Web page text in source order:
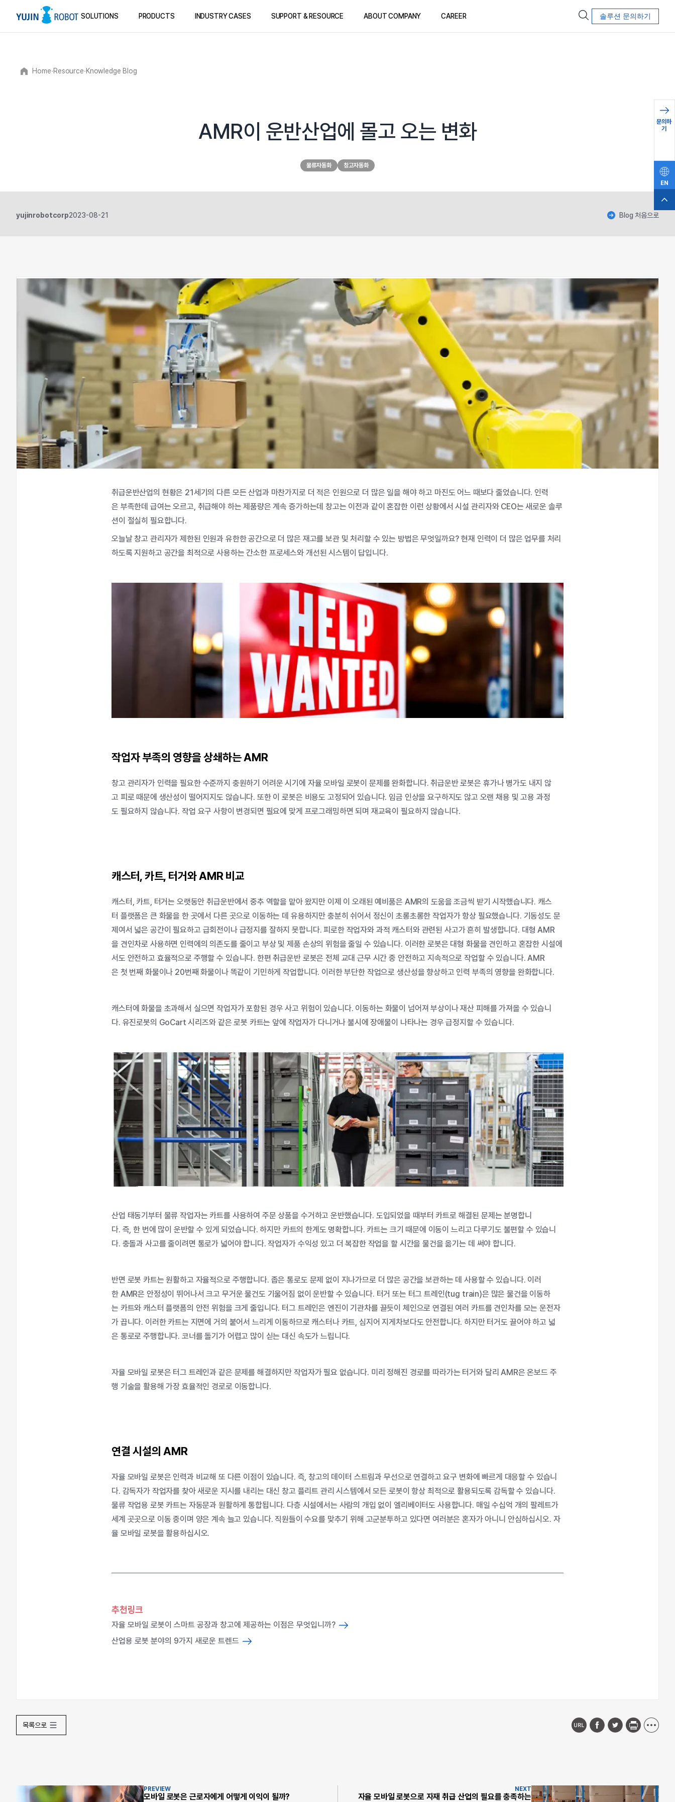
SOLUTIONS PRODUCTS INDUSTRY CASES SUPPORT & RESOURCE ABOUT COMPANY CAREER 솔루션 문의하기
Home∙Resource∙Knowledge Blog
AMR이 운반산업에 몰고 오는 변화
물류자동화 창고자동화
yujinrobotcorp2023-08-21 Blog 처음으로
취급운반산업의 현황은 21 세기의 다른 모든 산업과 마찬가지로 더 적은 인원으로 더 많은 일을 해야 하고 마진도 어느 때보다 줄었습니다.인력
은 부족한데 급여는 오르고, 취급해야 하는 제품량은 계속 증가하는데 창고는 이전과 같이 혼잡한 이런 상황에서 시설 관리자와CEO는 새로운 솔루
션이 절실히 필요합니다.
오늘날 창고 관리자가 제한된 인원과 유한한 공간으로 더 많은 재고를 보관 및 처리할 수 있는 방법은 무엇일까요?현재 인력이 더 많은 업무를 처리
하도록 지원하고 공간을 최적으로 사용하는 간소한 프로세스와 개선된 시스템이 답입니다.
작업자 부족의 영향을 상쇄하는AMR
창고 관리자가 인력을 필요한 수준까지 충원하기 어려운 시기에 자율 모바일 로봇이 문제를 완화합니다.취급운반 로봇은 휴가나 병가도 내지 않
고 피로 때문에 생산성이 떨어지지도 않습니다. 또한 이 로봇은 비용도 고정되어 있습니다.임금 인상을 요구하지도 않고 오랜 채용 및 고용 과정
도 필요하지 않습니다. 작업 요구 사항이 변경되면 필요에 맞게 프로그래밍하면 되며 재교육이 필요하지 않습니다.
캐스터,카트, 터거와AMR 비교
캐스터 , 카트, 터거는 오랫동안 취급운반에서 중추 역할을 맡아 왔지만 이제 이 오래된 예비품은 AMR의 도움을 조금씩 받기 시작했습니다. 캐스
터 플랫폼은 큰 화물을 한 곳에서 다른 곳으로 이동하는 데 유용하지만 충분히 쉬어서 정신이 초롱초롱한 작업자가 항상 필요했습니다. 기동성도 문
제여서 넓은 공간이 필요하고 급회전이나 급정지를 잘하지 못합니다.피로한 작업자와 과적 캐스터와 관련된 사고가 흔히 발생합니다. 대형 AMR
을 견인차로 사용하면 인력에의 의존도를 줄이고 부상 및 제품 손상의 위험을 줄일 수 있습니다. 이러한 로봇은 대형 화물을 견인하고 혼잡한 시설에
서도 안전하고 효율적으로 주행할 수 있습니다. 한편 취급운반 로봇은 전체 교대 근무 시간 중 안전하고 지속적으로 작업할 수 있습니다. AMR
은 첫 번째 화물이나 20번째 화물이나 똑같이 기민하게 작업합니다. 이러한 부단한 작업으로 생산성을 향상하고 인력 부족의 영향을 완화합니다.
캐스터에 화물을 초과해서 실으면 작업자가 포함된 경우 사고 위험이 있습니다. 이동하는 화물이 넘어져 부상이나 재산 피해를 가져올 수 있습니
다. 유진로봇의 GoCart시리즈와 같은 로봇 카트는 앞에 작업자가 다니거나 불시에 장애물이 나타나는 경우 급정지할 수 있습니다.
산업 태동기부터 물류 작업자는 카트를 사용하여 주문 상품을 수거하고 운반했습니다. 도입되었을 때부터 카트로 해결된 문제는 분명합니
다. 즉,한 번에 많이 운반할 수 있게 되었습니다.하지만 카트의 한계도 명확합니다. 카트는 크기 때문에 이동이 느리고 다루기도 불편할 수 있습니
다. 충돌과 사고를 줄이려면 통로가 넓어야 합니다.작업자가 수익성 있고 더 복잡한 작업을 할 시간을 물건을 옮기는 데 써야 합니다.
반면 로봇 카트는 원활하고 자율적으로 주행합니다. 좁은 통로도 문제 없이 지나가므로 더 많은 공간을 보관하는 데 사용할 수 있습니다. 이러
한AMR은 안정성이 뛰어나서 크고 무거운 물건도 기울어짐 없이 운반할 수 있습니다. 터거 또는 터그 트레인(tug train)은 많은 물건을 이동하
는 카트와 캐스터 플랫폼의 안전 위험을 크게 줄입니다. 터그 트레인은 엔진이 기관차를 끌듯이 체인으로 연결된 여러 카트를 견인차를 모는 운전자
가 끕니다. 이러한 카트는 지면에 거의 붙어서 느리게 이동하므로 캐스터나 카트, 심지어 지게차보다도 안전합니다.하지만 터거도 끌어야 하고 넓
은 통로로 주행합니다. 코너를 돌기가 어렵고 많이 싣는 대신 속도가 느립니다.
자율 모바일 로봇은 터그 트레인과 같은 문제를 해결하지만 작업자가 필요 없습니다. 미리 정해진 경로를 따라가는 터거와 달리 AMR은 온보드 주
행 기술을 활용해 가장 효율적인 경로로 이동합니다.
연결 시설의 AMR
자율 모바일 로봇은 인력과 비교해 또 다른 이점이 있습니다. 즉, 창고의 데이터 스트림과 무선으로 연결하고 요구 변화에 빠르게 대응할 수 있습니
다. 감독자가 작업자를 찾아 새로운 지시를 내리는 대신 창고 플리트 관리 시스템에서 모든 로봇이 항상 최적으로 활용되도록 감독할 수 있습니다.
물류 작업용 로봇 카트는 자동문과 원활하게 통합됩니다. 다층 시설에서는 사람의 개입 없이 엘리베이터도 사용합니다. 매일 수십억 개의 팔레트가
세계 곳곳으로 이동 중이며 양은 계속 늘고 있습니다. 직원들이 수요를 맞추기 위해 고군분투하고 있다면 여러분은 혼자가 아니니 안심하십시오. 자
율 모바일 로봇을 활용하십시오.
추천링크
자율 모바일 로봇이 스마트 공장과 창고에 제공하는 이점은 무엇입니까?
산업용 로봇 분야의 9가지 새로운 트렌드
목록으로
모바일 로봇은 근로자에게 어떻게 이익이 될까?
PREVIEW
자율 모바일 로봇으로 자재 취급 산업의 필요를 충족하는
NEXT
문의하
기
EN